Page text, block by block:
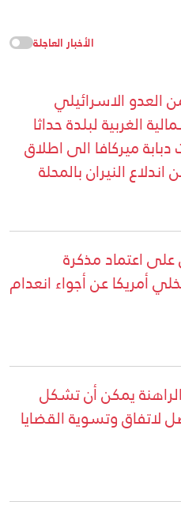
الأخبار العاجلة
العدو الاسرائيلي
الغربية لبلدة حداثا
ميركافا الى اطلاق
النيران بالمحلة
اعتماد مذكرة
أمريكا عن أجواء انعدام
يمكن أن تشكل
لاتفاق وتسوية القضايا